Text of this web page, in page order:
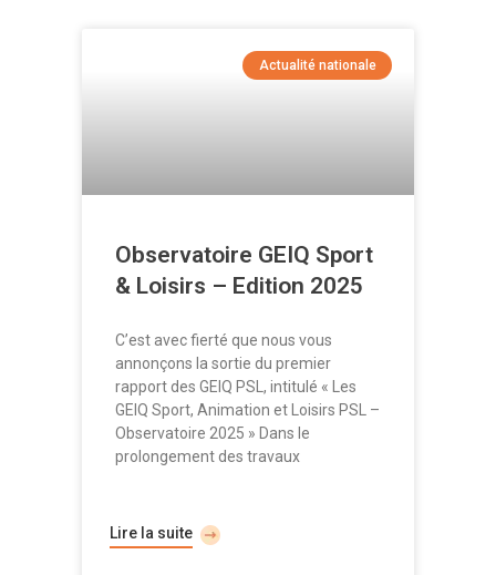
Actualité nationale
Observatoire GEIQ Sport
& Loisirs – Edition 2025
C’est avec fierté que nous vous
annonçons la sortie du premier
rapport des GEIQ PSL, intitulé « Les
GEIQ Sport, Animation et Loisirs PSL –
Observatoire 2025 » Dans le
prolongement des travaux
Lire la suite